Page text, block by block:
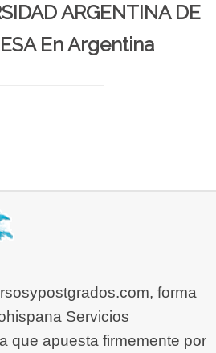
ARGENTINA DE
En Argentina
forma
Servicios
que apuesta firmemente por